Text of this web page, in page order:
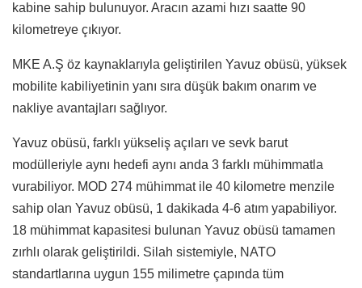
kabine sahip bulunuyor. Aracın azami hızı saatte 90
kilometreye çıkıyor.
MKE A.Ş öz kaynaklarıyla geliştirilen Yavuz obüsü, yüksek
mobilite kabiliyetinin yanı sıra düşük bakım onarım ve
nakliye avantajları sağlıyor.
Yavuz obüsü, farklı yükseliş açıları ve sevk barut
modülleriyle aynı hedefi aynı anda 3 farklı mühimmatla
vurabiliyor. MOD 274 mühimmat ile 40 kilometre menzile
sahip olan Yavuz obüsü, 1 dakikada 4-6 atım yapabiliyor.
18 mühimmat kapasitesi bulunan Yavuz obüsü tamamen
zırhlı olarak geliştirildi. Silah sistemiyle, NATO
standartlarına uygun 155 milimetre çapında tüm